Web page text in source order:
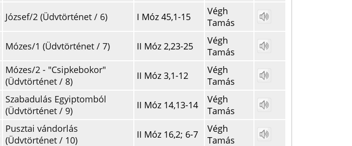
József/2 (Üdvtörténet / 6) I Móz 45,1-15
Végh
Tamás
Mózes/1 (Üdvtörténet / 7) II Móz 2,23-25
Végh
Tamás
Mózes/2 - "Csipkebokor"
(Üdvtörténet / 8)
II Móz 3,1-12
Végh
Tamás
Szabadulás Egyiptomból
(Üdvtörténet / 9)
II Móz 14,13-14
Végh
Tamás
Pusztai vándorlás
(Üdvtörténet / 10)
II Móz 16,2; 6-7
Végh
Tamás